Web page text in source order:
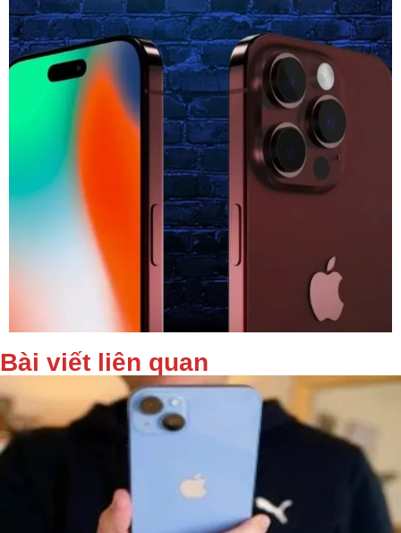
Bài viết liên quan